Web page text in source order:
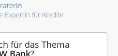
Expertin für Kredite
für das Thema
Bank?